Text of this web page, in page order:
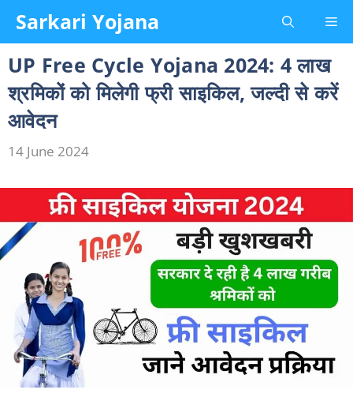
content
Sarkari Yojana
UP Free Cycle Yojana 2024: 4 लाख
श्रमिकों को मिलेगी फ्री साइकिल, जल्दी से करें
आवेदन
14 June 2024